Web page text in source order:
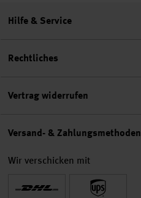
Hilfe & Service
Rechtliches
Vertrag widerrufen
Versand- & Zahlungsmethoden
Wir verschicken mit